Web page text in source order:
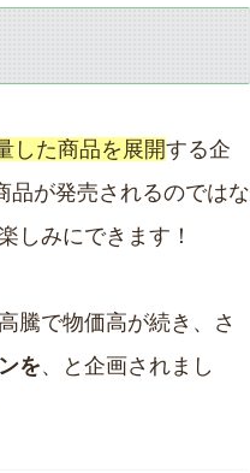
した商品を展開する企
品が発売されるのではな
しみにできます！
騰で物価高が続き、さ
を、と企画されまし